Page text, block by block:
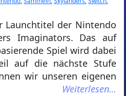
Launchtitel der Nintendo
Imaginators. Das auf
Spiel wird dabei
auf die nächste Stufe
wir unseren eigenen
Weiterlesen…